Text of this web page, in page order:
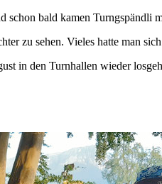
schon bald kamen
zu sehen. Vieles hatte man
in den Turnhallen wieder